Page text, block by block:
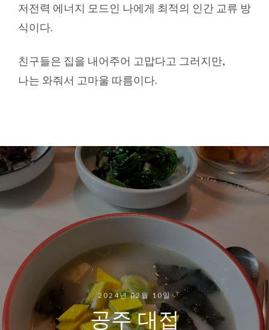
저전력 에너지 모드인 나에게 최적의 인간 교류 방
식이다.
친구들은 집을 내어주어 고맙다고 그러지만,
나는 와줘서 고마울 따름이다.
2024년 02월 10일
공주 대접